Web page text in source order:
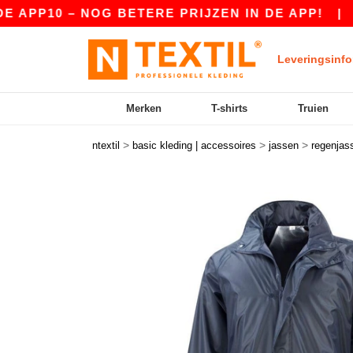
– NOG BETERE PRIJZEN IN DE APP!|
Merken T-shirts Truien
ntextil > basic kleding | accessoires > jassen >